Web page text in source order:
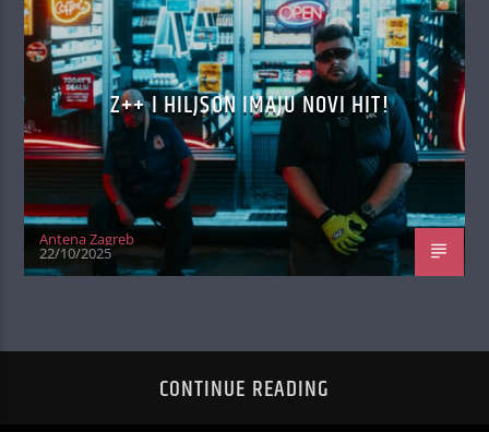
Z++ I HILJSON IMAJU NOVI HIT!
Antena Zagreb
22/10/2025
CONTINUE READING